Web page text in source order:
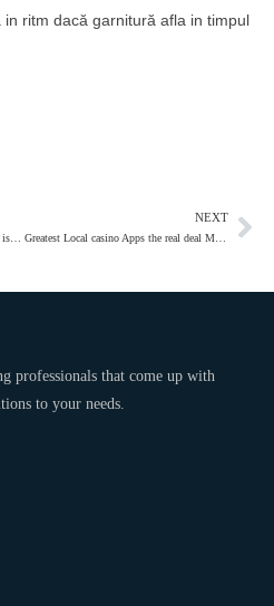
ritm dacă garnitură afla in timpul
Just give their handbag target, and deals is processed nearly instantaneously
NEXT
Greatest Local casino Apps the real deal Money 2026
professionals that come up with
to your needs.